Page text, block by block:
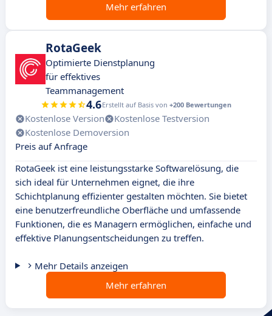
Mehr erfahren
RotaGeek
Optimierte Dienstplanung
für effektives
Teammanagement
4.6Erstellt auf Basis von +200 Bewertungen
Kostenlose Version
Kostenlose Testversion
Kostenlose Demoversion
Preis auf Anfrage
RotaGeek ist eine leistungsstarke Softwarelösung, die
sich ideal für Unternehmen eignet, die ihre
Schichtplanung effizienter gestalten möchten. Sie bietet
eine benutzerfreundliche Oberfläche und umfassende
Funktionen, die es Managern ermöglichen, einfache und
effektive Planungsentscheidungen zu treffen.
Mehr Details anzeigen
Mehr erfahren